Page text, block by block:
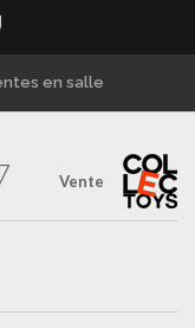
en salle
Vente